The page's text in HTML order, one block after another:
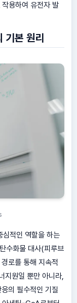
용하여 유전자 발
기본 원리
적인 역할을 하는
수화물 대사(피루브
로를 통해 지속적
지원일 뿐만 아니라,
의 필수적인 기질